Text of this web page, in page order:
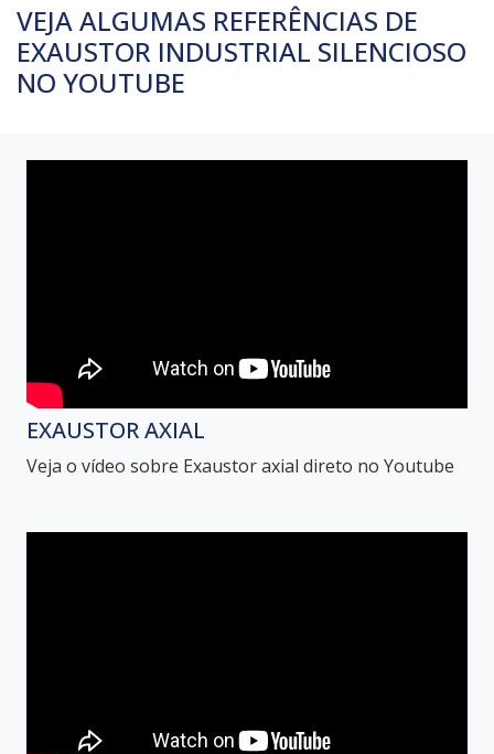
VEJA ALGUMAS REFERÊNCIAS DE
EXAUSTOR INDUSTRIAL SILENCIOSO
NO YOUTUBE
EXAUSTOR AXIAL
Veja o vídeo sobre Exaustor axial direto no Youtube